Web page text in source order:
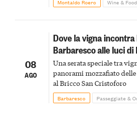
Montaldo Roero Wine & Food
08
AGO
Dove la vigna incontra
Barbaresco alle luci di
Una serata speciale tra
panorami mozzafiato
al Bricco San Cristoforo
Barbaresco Passeggiate &